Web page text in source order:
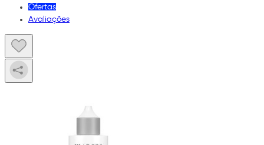
Ofertas
Avaliações